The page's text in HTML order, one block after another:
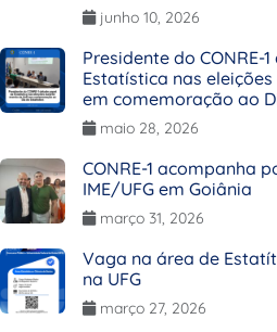
junho 10, 2026
Presidente do CONRE-
Estatística nas
em comemoração ao
maio 28, 2026
CONRE-1 acompanha
IME/UFG em Goiânia
março 31, 2026
Vaga na área de
na UFG
março 27, 2026